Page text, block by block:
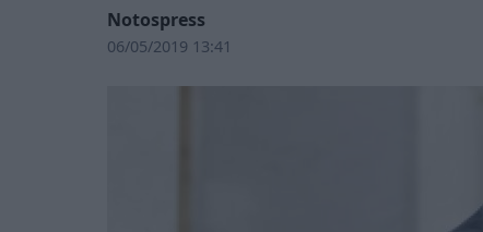
Notospress
06/05/2019 13:41